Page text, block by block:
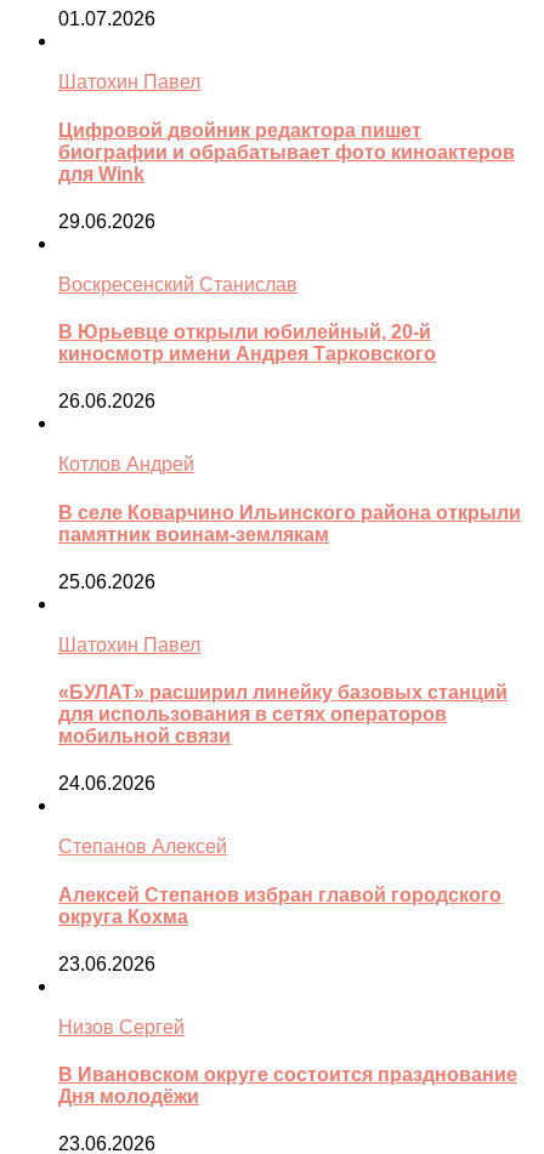
01.07.2026
Шатохин Павел
Цифровой двойник редактора пишет
биографии и обрабатывает фото киноактеров
для Wink
29.06.2026
Воскресенский Станислав
В Юрьевце открыли юбилейный, 20-й
киносмотр имени Андрея Тарковского
26.06.2026
Котлов Андрей
В селе Коварчино Ильинского района открыли
памятник воинам-землякам
25.06.2026
Шатохин Павел
«БУЛАТ» расширил линейку базовых станций
для использования в сетях операторов
мобильной связи
24.06.2026
Степанов Алексей
Алексей Степанов избран главой городского
округа Кохма
23.06.2026
Низов Сергей
В Ивановском округе состоится празднование
Дня молодёжи
23.06.2026